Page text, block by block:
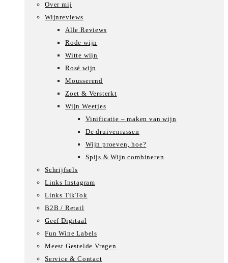
Over mij
Wijnreviews
Alle Reviews
Rode wijn
Witte wijn
Rosé wijn
Mousserend
Zoet & Versterkt
Wijn Weetjes
Vinificatie – maken van wijn
De druivenrassen
Wijn proeven, hoe?
Spijs & Wijn combineren
Schrijfsels
Links Instagram
Links TikTok
B2B / Retail
Geef Digitaal
Fun Wine Labels
Meest Gestelde Vragen
Service & Contact